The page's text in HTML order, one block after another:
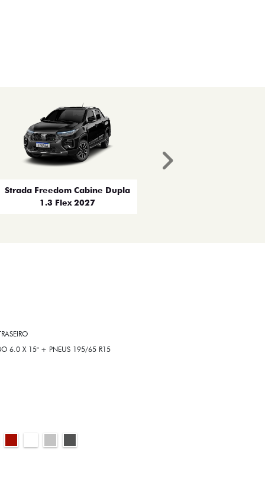
Strada Freedom Cabine Dupla
1.3 Flex 2027
Próximo
6.0 X 15" + PNEUS 195/65 R15